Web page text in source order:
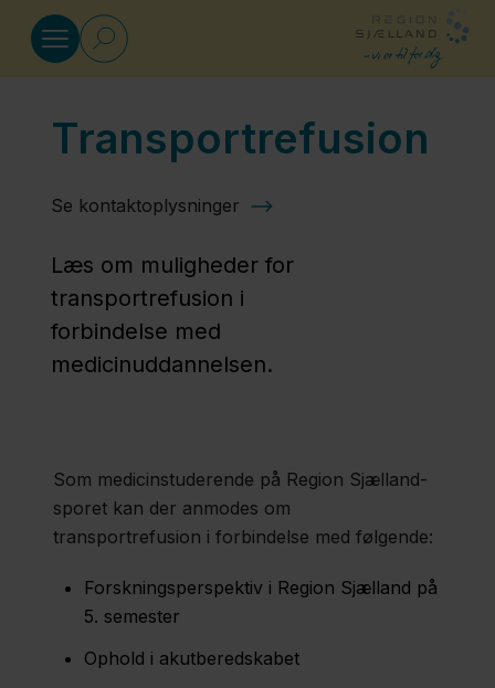
Medicinuddannelsen
Arrangementer
kandidater på
Region
Sjælland-
sporet
studerende
Sammenhængende
Transportrefusion
Se kontaktoplysninger
Læs om muligheder for
transportrefusion i
forbindelse med
medicinuddannelsen.
Som medicinstuderende på Region Sjælland-
sporet kan der anmodes om
transportrefusion i forbindelse med følgende:
Forskningsperspektiv i Region Sjælland på
5. semester
​Ophold i akutberedskabet